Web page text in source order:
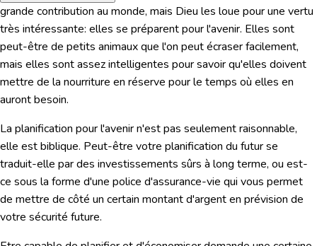
grande contribution au monde, mais Dieu les loue pour une vertu
très intéressante: elles se préparent pour l'avenir. Elles sont
peut-être de petits animaux que l'on peut écraser facilement,
mais elles sont assez intelligentes pour savoir qu'elles doivent
mettre de la nourriture en réserve pour le temps où elles en
auront besoin.
La planification pour l'avenir n'est pas seulement raisonnable,
elle est biblique. Peut-être votre planification du futur se
traduit-elle par des investissements sûrs à long terme, ou est-
ce sous la forme d'une police d'assurance-vie qui vous permet
de mettre de côté un certain montant d'argent en prévision de
votre sécurité future.